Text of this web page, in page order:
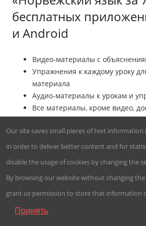
бесплатных
и Android
Видео-материалы с
Упражнения к каждому уроку
материала
Аудио-материалы к урокам и
Все материалы, кроме видео,
интернета
41 569
установок
Our site saves small pieces of text
in order to deliver better content and for
disable the usage of cookies by changing the
By browsing our website without changing
grant us permission to store that information
Принять